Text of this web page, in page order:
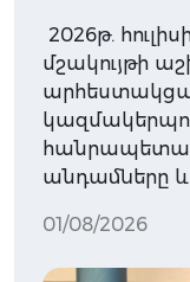
2026թ.
մշակույթի
անդամները
01/08/2026